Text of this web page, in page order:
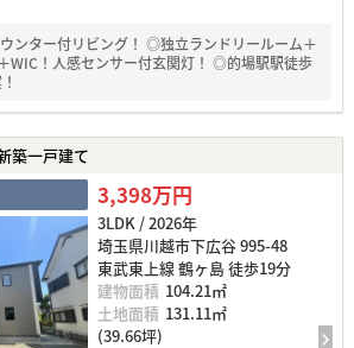
ンター付リビング！ ◎独立ランドリールーム＋
WIC！人感センサー付玄関灯！ ◎的場駅駅徒歩
築一戸建て
3,398万円
3LDK / 2026年
埼玉県川越市下広谷 995-48
東武東上線 鶴ヶ島 徒歩19分
建物面積 104.21㎡
土地面積 131.11㎡
(39.66坪)